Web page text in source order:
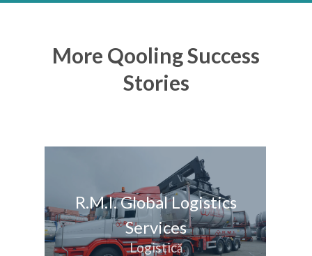
More Qooling Success
Stories
R.M.I. Global Logistics
Services
Logistică